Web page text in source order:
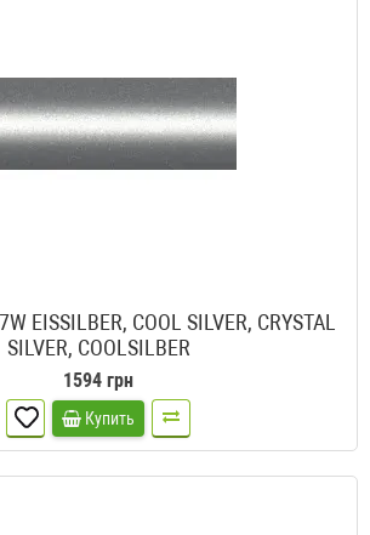
EISSILBER, COOL SILVER, CRYSTAL
SILVER, COOLSILBER
1594 грн
Купить